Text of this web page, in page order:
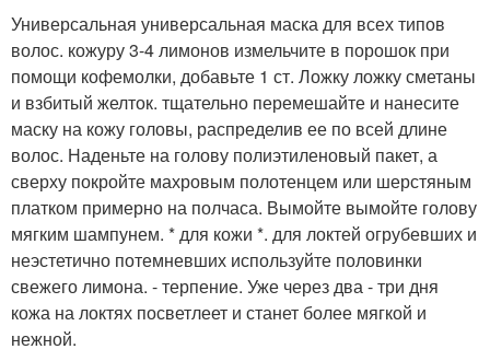
Универсальная универсальная маска для всех типов
волос. кожуру 3-4 лимонов измельчите в порошок при
помощи кофемолки, добавьте 1 ст. Ложку ложку сметаны
и взбитый желток. тщательно перемешайте и нанесите
маску на кожу головы, распределив ее по всей длине
волос. Наденьте на голову полиэтиленовый пакет, а
сверху покройте махровым полотенцем или шерстяным
платком примерно на полчаса. Вымойте вымойте голову
мягким шампунем. * для кожи *. для локтей огрубевших и
неэстетично потемневших используйте половинки
свежего лимона. - терпение. Уже через два - три дня
кожа на локтях посветлеет и станет более мягкой и
нежной.